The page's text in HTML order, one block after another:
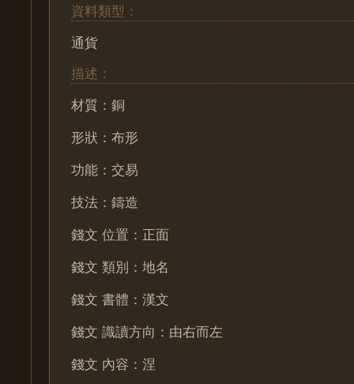
資料類型：
通貨
描述：
材質：銅
形狀：布形
功能：交易
技法：鑄造
錢文 位置：正面
錢文 類別：地名
錢文 書體：漢文
錢文 識讀方向：由右而左
錢文 內容：涅